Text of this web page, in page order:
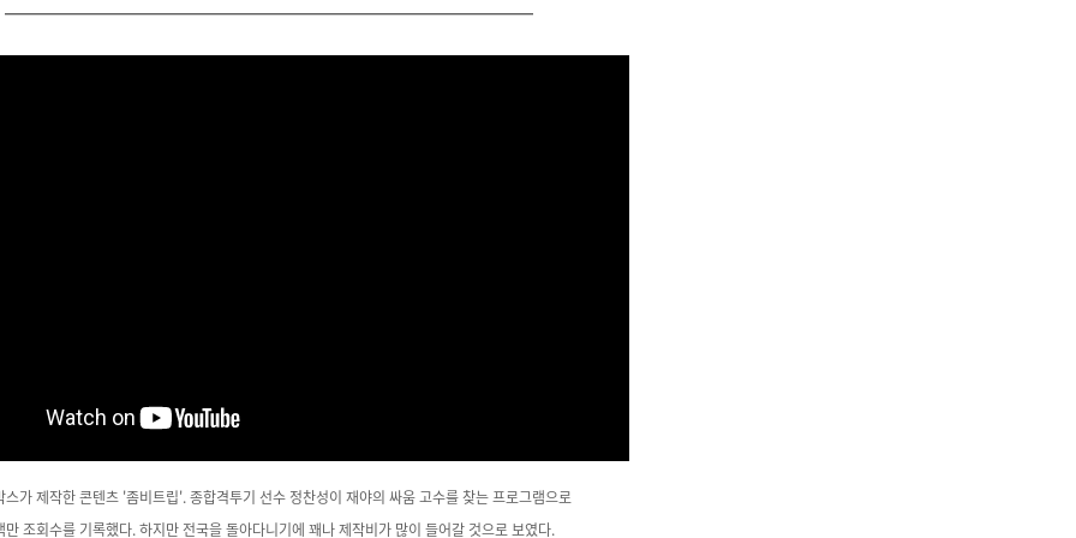
스가 제작한 콘텐츠 '좀비트립'. 종합격투기 선수 정찬성이 재야의 싸움 고수를 찾는 프로그램으로
만 조회수를 기록했다. 하지만 전국을 돌아다니기에 꽤나 제작비가 많이 들어갈 것으로 보였다.